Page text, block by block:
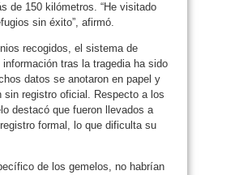
de 150 kilómetros. “He visitado
sin éxito”, afirmó.
recogidos, el sistema de
tras la tragedia ha sido
datos se anotaron en papel y
sin registro oficial. Respecto a los
destacó que fueron llevados a
formal, lo que dificulta su
de los gemelos, no habrían